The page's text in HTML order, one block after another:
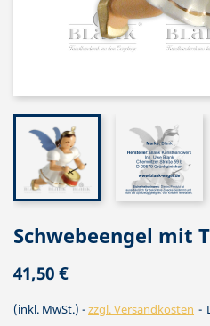
Schwebeengel mit
41,50 €
(inkl. MwSt.) zzgl. Versandkosten